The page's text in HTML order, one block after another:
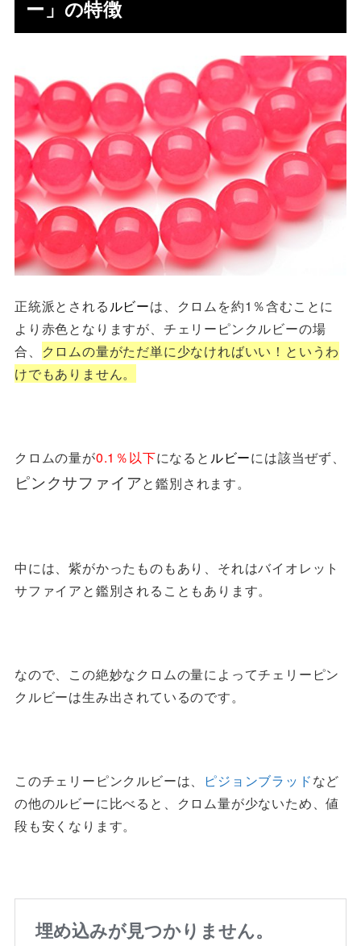
ー」の特徴
正統派とされるルビーは、クロムを約1％含むことに
より赤色となりますが、チェリーピンクルビーの場
合、
クロムの量がただ単に少なければいい！ というわ
けでもありません。
クロムの量が0.1％以下になると ルビーには該当ぜず、
ピンクサファイアと鑑別されます。
中には、紫がかったものもあり、それはバイオレット
サファイアと鑑別されることもあります。
なので、この絶妙なクロムの量によってチェリーピン
クルビーは生み出されているのです。
このチェリーピンクルビーは、 ピジョンブラッドなど
の他のルビーに比べると、クロム量が少ないため、値
段も安くなります。